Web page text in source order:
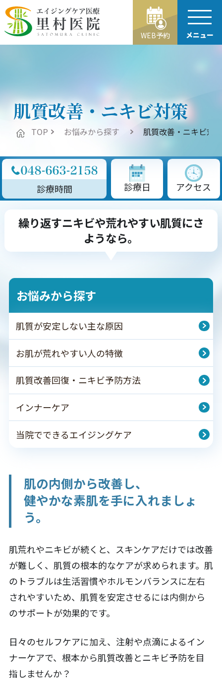
WEB予約 メニュー
肌質改善・ニキビ対策
TOP お悩みから探す 肌質改善・ニキビ対策
診療時間 診療日 アクセス
繰り返すニキビや荒れやすい肌質にさ
ようなら。
お悩みから探す
肌質が安定しない主な原因
お肌が荒れやすい人の特徴
肌質改善回復・ニキビ予防方法
インナーケア
当院でできるエイジングケア
肌の内側から改善し、
健やかな素肌を手に入れましょ
う。
肌荒れやニキビが続くと、スキンケアだけでは改善
が難しく、肌質の根本的なケアが求められます。肌
のトラブルは生活習慣やホルモンバランスに左右
されやすいため、肌質を安定させるには内側から
のサポートが効果的です。
日々のセルフケアに加え、注射や点滴によるイン
ナーケアで、根本から肌質改善とニキビ予防を目
指しませんか？